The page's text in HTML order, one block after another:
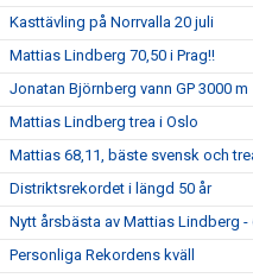
Kasttävling på Norrvalla 20 juli
Mattias Lindberg 70,50 i Prag!!
Jonatan Björnberg vann GP 3000 m
Mattias Lindberg trea i Oslo
Mattias 68,11, bäste svensk och
Distriktsrekordet i längd 50 år
Nytt årsbästa av Mattias Lindberg -
Personliga Rekordens kväll